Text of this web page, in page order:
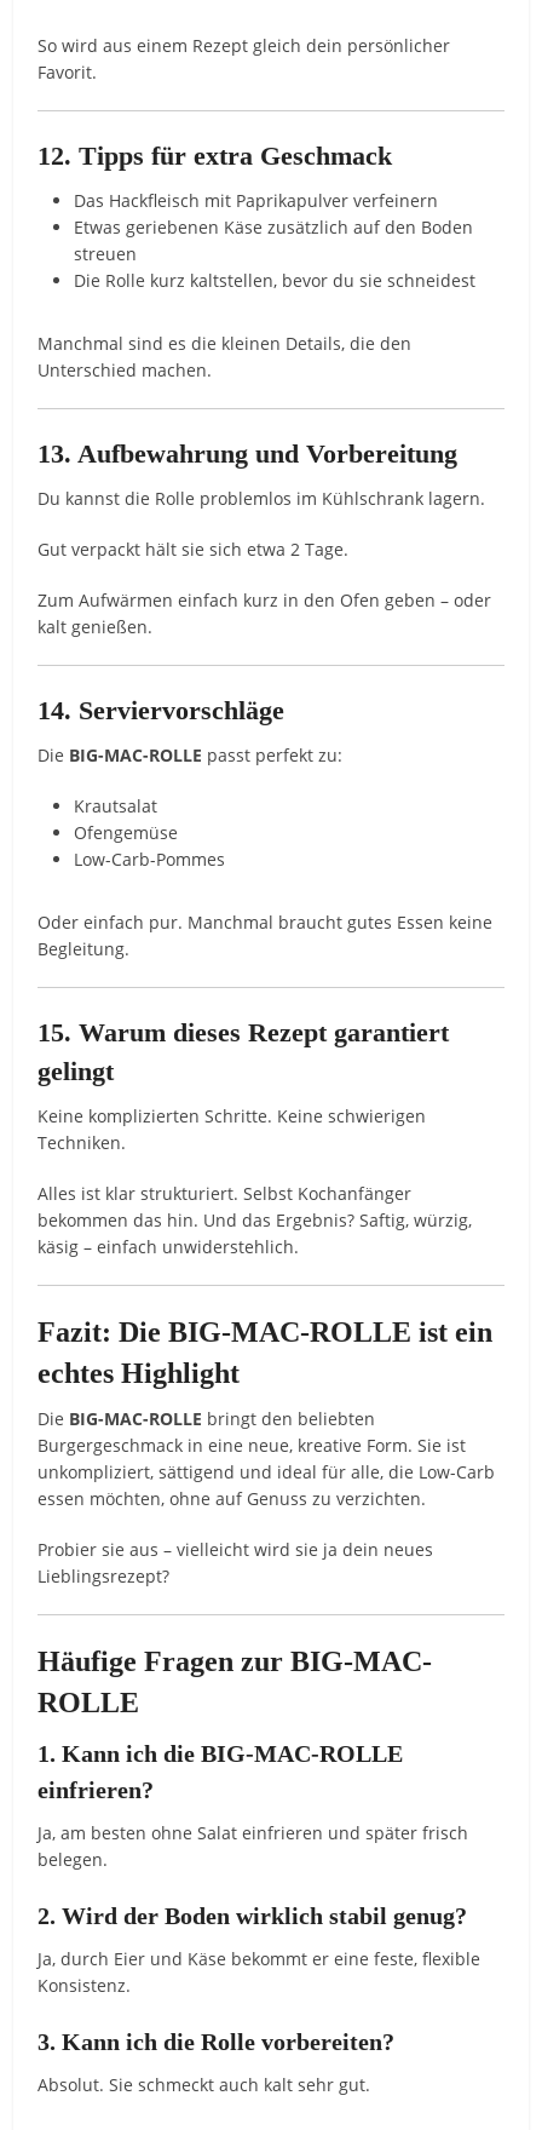
So wird aus einem Rezept gleich dein persönlicher
Favorit.
12. Tipps für extra Geschmack
Das Hackfleisch mit Paprikapulver verfeinern
Etwas geriebenen Käse zusätzlich auf den Boden
streuen
Die Rolle kurz kaltstellen, bevor du sie schneidest
Manchmal sind es die kleinen Details, die den
Unterschied machen.
13. Aufbewahrung und Vorbereitung
Du kannst die Rolle problemlos im Kühlschrank lagern.
Gut verpackt hält sie sich etwa 2 Tage.
Zum Aufwärmen einfach kurz in den Ofen geben – oder
kalt genießen.
14. Serviervorschläge
Die BIG-MAC-ROLLE passt perfekt zu:
Krautsalat
Ofengemüse
Low-Carb-Pommes
Oder einfach pur. Manchmal braucht gutes Essen keine
Begleitung.
15. Warum dieses Rezept garantiert
gelingt
Keine komplizierten Schritte. Keine schwierigen
Techniken.
Alles ist klar strukturiert. Selbst Kochanfänger
bekommen das hin. Und das Ergebnis? Saftig, würzig,
käsig – einfach unwiderstehlich.
Fazit: Die BIG-MAC-ROLLE ist ein
echtes Highlight
Die BIG-MAC-ROLLE bringt den beliebten
Burgergeschmack in eine neue, kreative Form. Sie ist
unkompliziert, sättigend und ideal für alle, die Low-Carb
essen möchten, ohne auf Genuss zu verzichten.
Probier sie aus – vielleicht wird sie ja dein neues
Lieblingsrezept?
Häufige Fragen zur BIG-MAC-
ROLLE
1. Kann ich die BIG-MAC-ROLLE
einfrieren?
Ja, am besten ohne Salat einfrieren und später frisch
belegen.
2. Wird der Boden wirklich stabil genug?
Ja, durch Eier und Käse bekommt er eine feste, flexible
Konsistenz.
3. Kann ich die Rolle vorbereiten?
Absolut. Sie schmeckt auch kalt sehr gut.